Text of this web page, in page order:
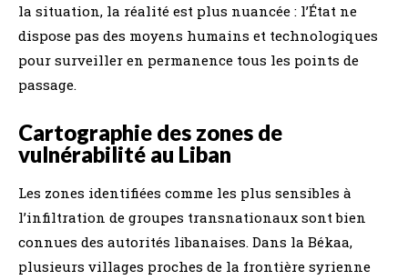
la situation, la réalité est plus nuancée : l’État ne
dispose pas des moyens humains et technologiques
pour surveiller en permanence tous les points de
passage.
Cartographie des zones de
vulnérabilité au Liban
Les zones identifiées comme les plus sensibles à
l’infiltration de groupes transnationaux sont bien
connues des autorités libanaises. Dans la Békaa,
plusieurs villages proches de la frontière syrienne